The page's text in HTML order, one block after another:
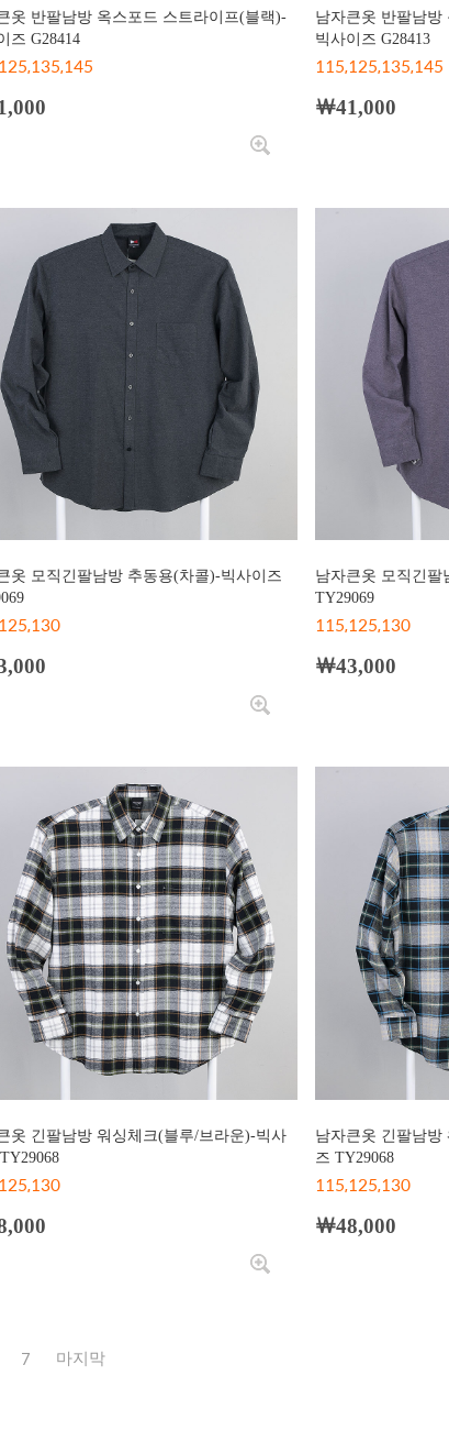
옷 반팔남방 옥스포드 스트라이프(블랙)-
즈 G28414
남자큰옷 반팔남방
빅사이즈 G28413
115,125,135,145
￦41,000
옷 모직긴팔남방 추동용(차콜)-빅사이즈
남자큰옷 모직긴팔
TY29069
115,125,130
￦43,000
옷 긴팔남방 워싱체크(블루/브라운)-빅사
남자큰옷 긴팔남방
즈 TY29068
115,125,130
￦48,000
7